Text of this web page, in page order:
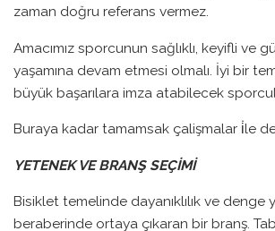
zaman doğru referans vermez.
Amacımız sporcunun sağlıklı, keyifli ve
yaşamına devam etmesi olmalı. İyi bir
büyük başarılara imza atabilecek
Buraya kadar tamamsak çalişmalar i̇le
YETENEK VE BRANŞ SEÇİMİ
Bisiklet temelinde dayanıklılık ve denge
beraberinde ortaya çıkaran bir branş.